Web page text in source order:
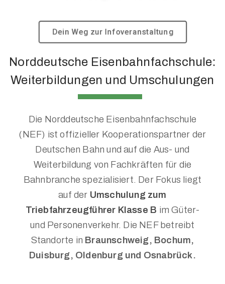
Dein Weg zur Infoveranstaltung
Norddeutsche Eisenbahnfachschule:
Weiterbildungen und Umschulungen
Die Norddeutsche Eisenbahnfachschule
(NEF) ist offizieller Kooperationspartner der
Deutschen Bahn und auf die Aus- und
Weiterbildung von Fachkräften für die
Bahnbranche spezialisiert. Der Fokus liegt
auf der Umschulung zum
Triebfahrzeugführer Klasse B im Güter-
und Personenverkehr. Die NEF betreibt
Standorte in Braunschweig, Bochum,
Duisburg, Oldenburg und Osnabrück.